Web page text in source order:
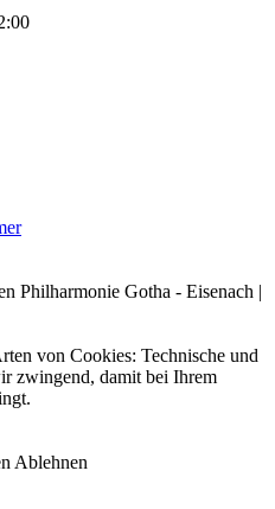
Philharmonie Gotha - Eisenach |
von Cookies: Technische und
zwingend, damit bei Ihrem
Ablehnen